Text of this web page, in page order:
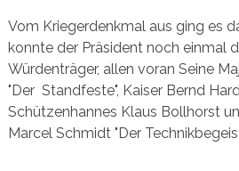
Vom Kriegerdenkmal aus ging es
konnte der Präsident noch einmal
Würdenträger, allen voran Seine
"Der Standfeste", Kaiser Bernd
Schützenhannes Klaus Bollhorst
Marcel Schmidt "Der